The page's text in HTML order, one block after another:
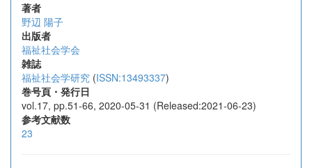
著者
野辺 陽子
出版者
福祉社会学会
雑誌
福祉社会学研究 (ISSN:13493337)
巻号頁・発行日
vol.17, pp.51-66, 2020-05-31 (Released:2021-06-23)
参考文献数
23